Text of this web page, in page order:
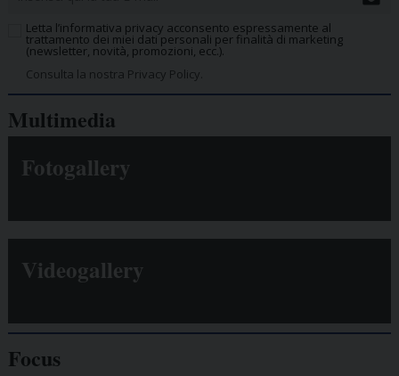
Letta l’informativa privacy acconsento espressamente al
trattamento dei miei dati personali per finalità di marketing
(newsletter, novità, promozioni, ecc.).
Consulta la nostra Privacy Policy.
Multimedia
Fotogallery
Videogallery
Focus